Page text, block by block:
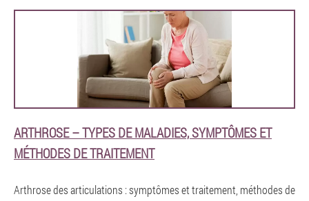
ARTHROSE – TYPES DE MALADIES, SYMPTÔMES ET
MÉTHODES DE TRAITEMENT
Arthrose des articulations : symptômes et traitement, méthodes de